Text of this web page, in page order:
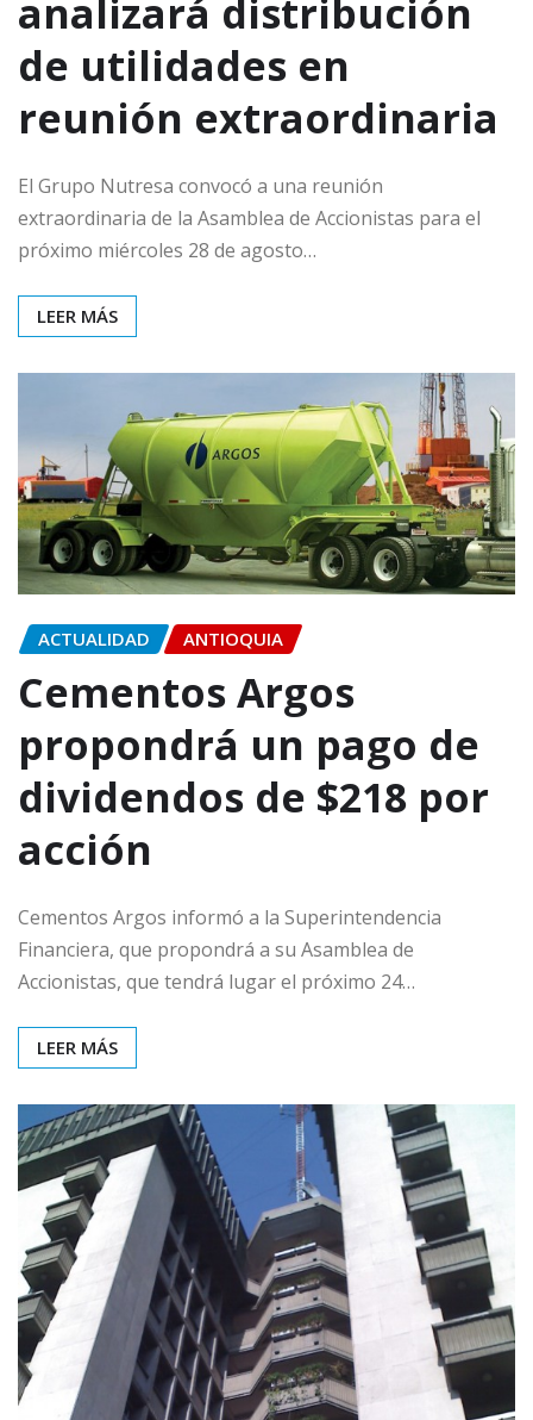
analizará distribución
de utilidades en
reunión extraordinaria
El Grupo Nutresa convocó a una reunión
extraordinaria de la Asamblea de Accionistas para el
próximo miércoles 28 de agosto…
LEER MÁS
ACTUALIDAD ANTIOQUIA
Cementos Argos
propondrá un pago de
dividendos de $218 por
acción
Cementos Argos informó a la Superintendencia
Financiera, que propondrá a su Asamblea de
Accionistas, que tendrá lugar el próximo 24…
LEER MÁS